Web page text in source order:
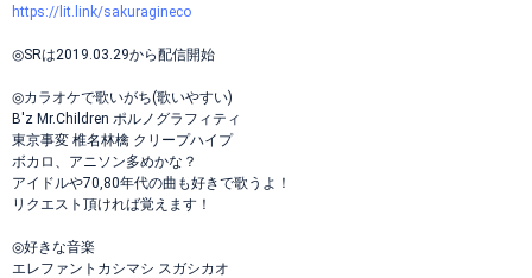
https://lit.link/sakuragineco
◎SRは2019.03.29から配信開始
◎カラオケで歌いがち(歌いやすい)
B'z Mr.Children ポルノグラフィティ
東京事変 椎名林檎 クリープハイプ
ボカロ、アニソン多めかな？
アイドルや70,80年代の曲も好きで歌うよ！
リクエスト頂ければ覚えます！
◎好きな音楽
エレファントカシマシ スガシカオ